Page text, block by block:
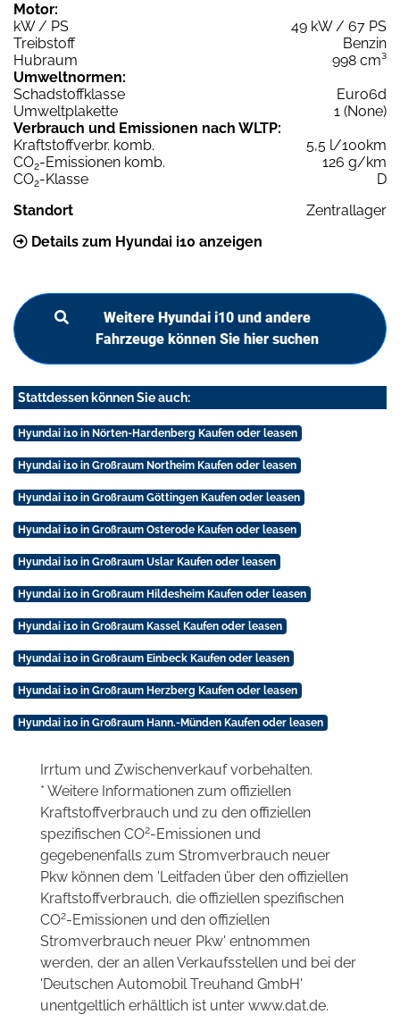
Motor:
kW / PS
49 kW / 67 PS
Treibstoff
Benzin
Hubraum
998 cm³
Umweltnormen:
Schadstoffklasse
Euro6d
Umweltplakette
1 (None)
Verbrauch und Emissionen nach WLTP:
Kraftstoffverbr. komb.
5,5 l/100km
CO2-Emissionen komb.
126 g/km
CO2-Klasse
D
Standort
Zentrallager
Details zum Hyundai i10 anzeigen
Weitere Hyundai i10 und andere
Fahrzeuge können Sie hier suchen
Stattdessen können Sie auch:
Hyundai i10 in Nörten-Hardenberg Kaufen oder leasen
Hyundai i10 in Großraum Northeim Kaufen oder leasen
Hyundai i10 in Großraum Göttingen Kaufen oder leasen
Hyundai i10 in Großraum Osterode Kaufen oder leasen
Hyundai i10 in Großraum Uslar Kaufen oder leasen
Hyundai i10 in Großraum Hildesheim Kaufen oder leasen
Hyundai i10 in Großraum Kassel Kaufen oder leasen
Hyundai i10 in Großraum Einbeck Kaufen oder leasen
Hyundai i10 in Großraum Herzberg Kaufen oder leasen
Hyundai i10 in Großraum Hann.-Münden Kaufen oder leasen
Irrtum und Zwischenverkauf vorbehalten.
* Weitere Informationen zum offiziellen
Kraftstoffverbrauch und zu den offiziellen
spezifischen CO2-Emissionen und
gegebenenfalls zum Stromverbrauch neuer
Pkw können dem 'Leitfaden über den offiziellen
Kraftstoffverbrauch, die offiziellen spezifischen
CO2-Emissionen und den offiziellen
Stromverbrauch neuer Pkw' entnommen
werden, der an allen Verkaufsstellen und bei der
'Deutschen Automobil Treuhand GmbH'
unentgeltlich erhältlich ist unter www.dat.de.